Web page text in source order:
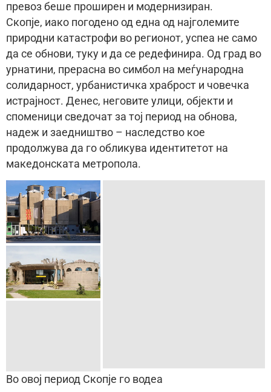
превоз беше проширен и модернизиран.
Скопје, иако погодено од една од најголемите
природни катастрофи во регионот, успеа не само
да се обнови, туку и да се редефинира. Од град во
урнатини, прерасна во симбол на меѓународна
солидарност, урбанистичка храброст и човечка
истрајност. Денес, неговите улици, објекти и
споменици сведочат за тој период на обнова,
надеж и заедништво – наследство кое
продолжува да го обликува идентитетот на
македонската метропола.
Во овој период Скопје го водеа